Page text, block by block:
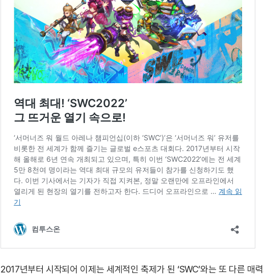
2017년부터 시작되어 이제는 세계적인 축제가 된 ‘SWC’와는 또 다른 매력